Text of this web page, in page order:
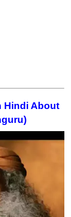
Hindi About